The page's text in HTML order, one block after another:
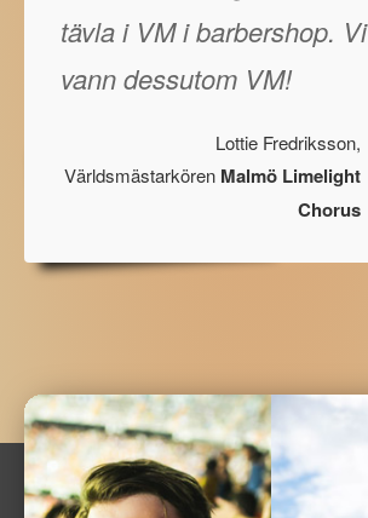
tävla i VM i barbershop. Vi
vann dessutom VM!
Lottie Fredriksson,
Världsmästarkören Malmö Limelight
Chorus